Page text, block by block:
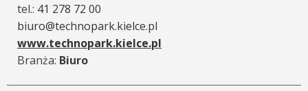
tel.: 41 278 72 00
biuro@technopark.kielce.pl
www.technopark.kielce.pl
Branża: Biuro